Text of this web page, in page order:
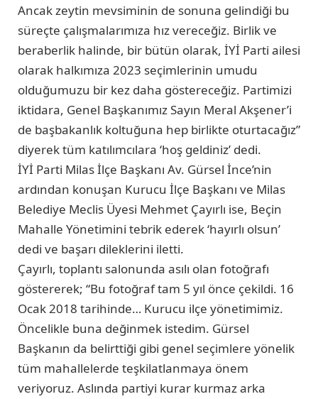
Ancak zeytin mevsiminin de sonuna gelindiği bu
süreçte çalışmalarımıza hız vereceğiz. Birlik ve
beraberlik halinde, bir bütün olarak, İYİ Parti ailesi
olarak halkımıza 2023 seçimlerinin umudu
olduğumuzu bir kez daha göstereceğiz. Partimizi
iktidara, Genel Başkanımız Sayın Meral Akşener’i
de başbakanlık koltuğuna hep birlikte oturtacağız”
diyerek tüm katılımcılara ‘hoş geldiniz’ dedi.
İYİ Parti Milas İlçe Başkanı Av. Gürsel İnce’nin
ardından konuşan Kurucu İlçe Başkanı ve Milas
Belediye Meclis Üyesi Mehmet Çayırlı ise, Beçin
Mahalle Yönetimini tebrik ederek ‘hayırlı olsun’
dedi ve başarı dileklerini iletti.
Çayırlı, toplantı salonunda asılı olan fotoğrafı
göstererek; “Bu fotoğraf tam 5 yıl önce çekildi. 16
Ocak 2018 tarihinde… Kurucu ilçe yönetimimiz.
Öncelikle buna değinmek istedim. Gürsel
Başkanın da belirttiği gibi genel seçimlere yönelik
tüm mahallelerde teşkilatlanmaya önem
veriyoruz. Aslında partiyi kurar kurmaz arka